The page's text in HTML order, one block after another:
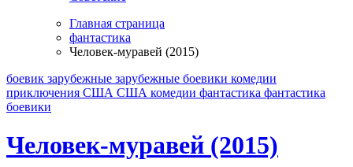
Главная страница
фантастика
Человек-муравей (2015)
боевик зарубежные зарубежные боевики комедии
приключения США США комедии фантастика фантастика
боевики
Человек-муравей (2015)